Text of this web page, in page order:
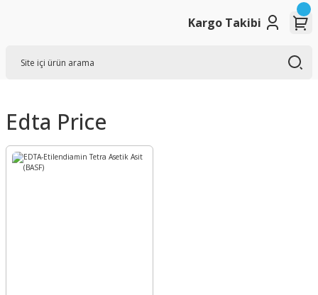
Kargo Takibi
Edta Price